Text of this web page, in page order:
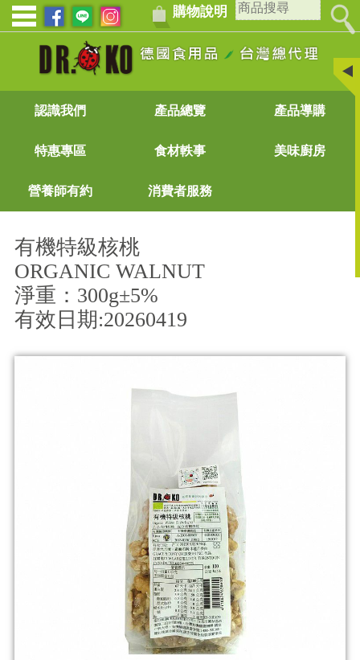
購物說明
認識我們 產品總覽 產品導購
特惠專區 食材軼事 美味廚房
營養師有約 消費者服務
有機特級核桃
ORGANIC WALNUT
淨重：300g±5%
有效日期:20260419